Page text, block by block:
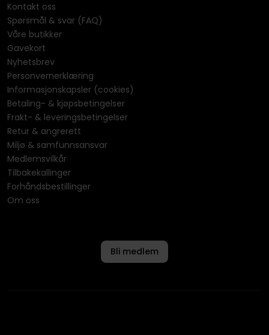
Kontakt oss
Spørsmål & svar (FAQ)
Våre butikker
Gavekort
Nyhetsbrev
Personvernerklæring
Informasjonskapsler (cookies)
Betaling- & kjøpsbetingelser
Frakt- & leveringsbetingelser
Retur & angrerett
Miljø & samfunnsansvar
Medlemsvilkår
Tilbakekallinger
Forhåndsbestillinger
Om oss
Bli medlem